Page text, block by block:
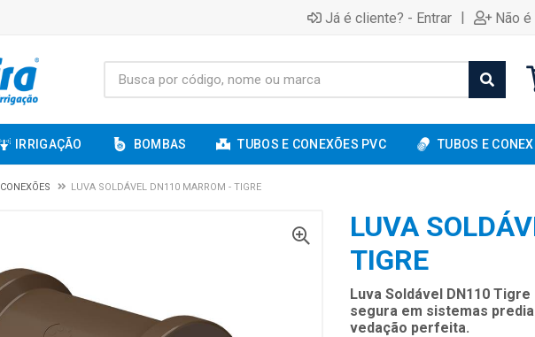
Já é cliente? - Entrar | Não
IRRIGAÇÃO BOMBAS TUBOS E CONEXÕES PVC TUBOS E
CONEXÕES LUVA SOLDÁVEL DN110 MARROM - TIGRE
LUVA
TIGRE
Luva Soldável DN110
segura em sistemas
vedação perfeita.